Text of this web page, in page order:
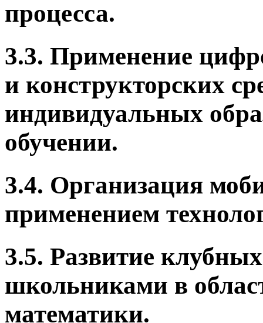
процесса.
3.3. Применение
и конструкторских
индивидуальных
обучении.
3.4. Организация
применением
3.5. Развитие
школьниками в
математики.